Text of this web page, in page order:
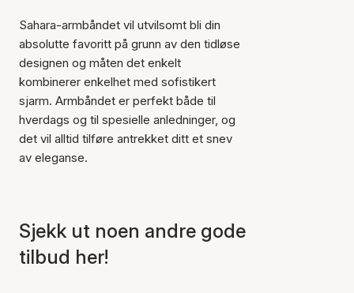
handlekurven
Sahara-armbåndet vil utvilsomt bli din
absolutte favoritt på grunn av den tidløse
designen og måten det enkelt
kombinerer enkelhet med sofistikert
sjarm. Armbåndet er perfekt både til
hverdags og til spesielle anledninger, og
det vil alltid tilføre antrekket ditt et snev
av eleganse.
Sjekk ut noen andre gode
tilbud her!